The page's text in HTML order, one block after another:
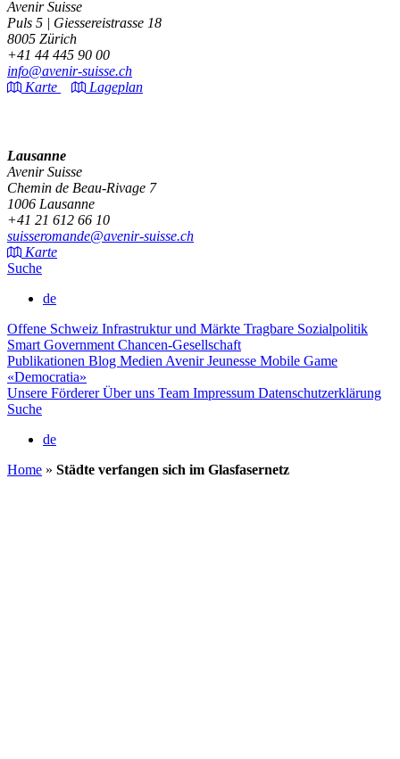
Avenir Suisse
Puls 5 | Giessereistrasse 18
8005 Zürich
+41 44 445 90 00
info@avenir-suisse.ch
Karte
Lageplan
Lausanne
Avenir Suisse
Chemin de Beau-Rivage 7
1006 Lausanne
+41 21 612 66 10
suisseromande@avenir-suisse.ch
Karte
Suche
de
Offene Schweiz Infrastruktur und Märkte Tragbare Sozialpolitik
Smart Government Chancen-Gesellschaft
Publikationen Blog Medien Avenir Jeunesse Mobile Game
«Democratia»
Unsere FördererÜber uns Team Impressum Datenschutzerklärung
Suche
de
Home » Städte verfangen sich im Glasfasernetz